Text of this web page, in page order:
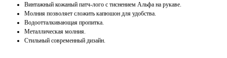
Винтажный кожаный патч-лого с тиснением Альфа на рукаве.
Молния позволяет сложить капюшон для удобства.
Водоотталкивающая пропитка.
Металлическая молния.
Стильный современный дизайн.